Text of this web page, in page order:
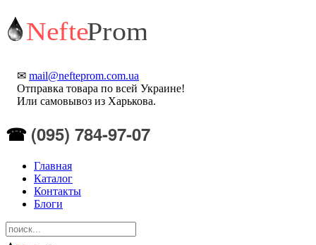
✉ mail@nefteprom.com.ua
Отправка товара по всей Украине!
Или самовывоз из Харькова.
☎ (095) 784-97-07
Главная
Каталог
Контакты
Блоги